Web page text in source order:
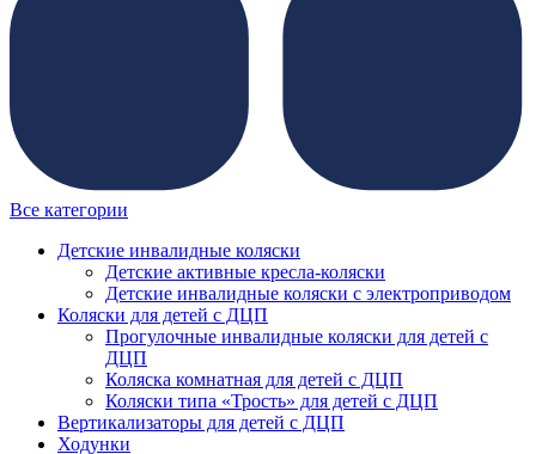
Все категории
Детские инвалидные коляски
Детские активные кресла-коляски
Детские инвалидные коляски с электроприводом
Коляски для детей с ДЦП
Прогулочные инвалидные коляски для детей с
ДЦП
Коляска комнатная для детей с ДЦП
Коляски типа «Трость» для детей с ДЦП
Вертикализаторы для детей с ДЦП
Ходунки